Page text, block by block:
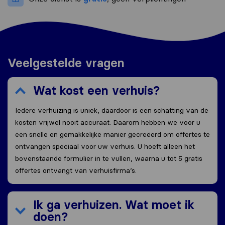
Veelgestelde vragen
Wat kost een verhuis?
Iedere verhuizing is uniek, daardoor is een schatting van de
kosten vrijwel nooit accuraat. Daarom hebben we voor u
een snelle en gemakkelijke manier gecreëerd om offertes te
ontvangen speciaal voor uw verhuis. U hoeft alleen het
bovenstaande formulier in te vullen, waarna u tot 5 gratis
offertes ontvangt van verhuisfirma’s.
Ik ga verhuizen. Wat moet ik
doen?